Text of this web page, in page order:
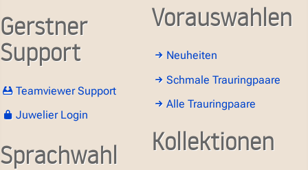
Gerstner
Support
Teamviewer Support
Juwelier Login
Sprachwahl
Vorauswahlen
Neuheiten
Schmale Trauringpaare
Alle Trauringpaare
Kollektionen